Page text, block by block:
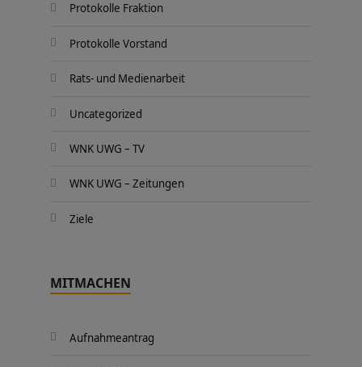
Protokolle Fraktion
Protokolle Vorstand
Rats- und Medienarbeit
Uncategorized
WNK UWG – TV
WNK UWG – Zeitungen
Ziele
MITMACHEN
Aufnahmeantrag